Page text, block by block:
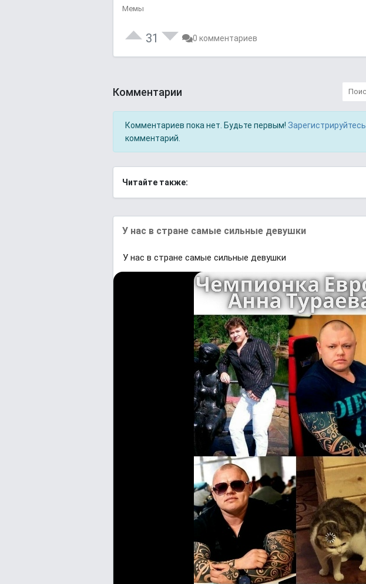
Мемы
31 0 комментариев
Комментарии
Комментариев пока нет. Будьте первым! Зарегистрируйтесь
комментарий.
Читайте также:
У нас в стране самые сильные девушки
У нас в стране самые сильные девушки